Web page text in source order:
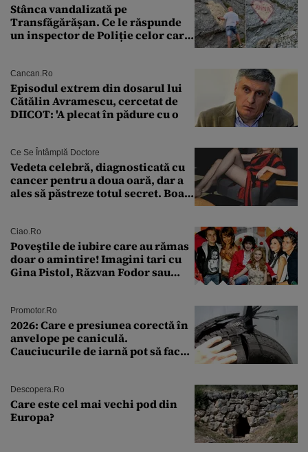
Stânca vandalizată pe
Transfăgărășan. Ce le răspunde
un inspector de Poliție celor care
Cancan.ro
Episodul extrem din dosarul lui
Cătălin Avramescu, cercetat de
DIICOT: 'A plecat în pădure cu o
Ce Se Întâmplă Doctore
Vedeta celebră, diagnosticată cu
cancer pentru a doua oară, dar a
ales să păstreze totul secret. Boala
Ciao.ro
Poveştile de iubire care au rămas
doar o amintire! Imagini tari cu
Gina Pistol, Răzvan Fodor sau
Promotor.ro
2026: Care e presiunea corectă în
anvelope pe caniculă.
Cauciucurile de iarnă pot să facă
Descopera.ro
Care este cel mai vechi pod din
Europa?